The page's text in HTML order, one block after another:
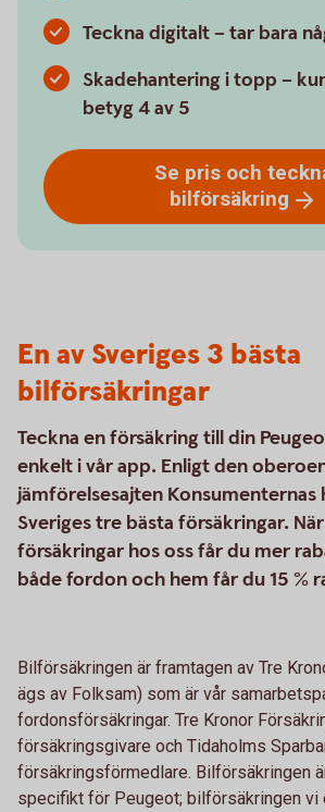
Teckna digitalt – tar bara
Skadehantering i topp –
betyg 4 av 5
Se pris och
bilförsäkring
En av Sveriges 3 bästa
bilförsäkringar
Teckna en försäkring till din
enkelt i vår app. Enligt den
jämförelsesajten Konsumenternas
Sveriges tre bästa försäkringar.
försäkringar hos oss får du mer
både fordon och hem får du 15 %
Bilförsäkringen är framtagen av Tre
ägs av Folksam) som är vår
fordonsförsäkringar. Tre Kronor
försäkringsgivare och Tidaholms
försäkringsförmedlare. Bilförsäkringen
specifikt för Peugeot; bilförsäkringen vi